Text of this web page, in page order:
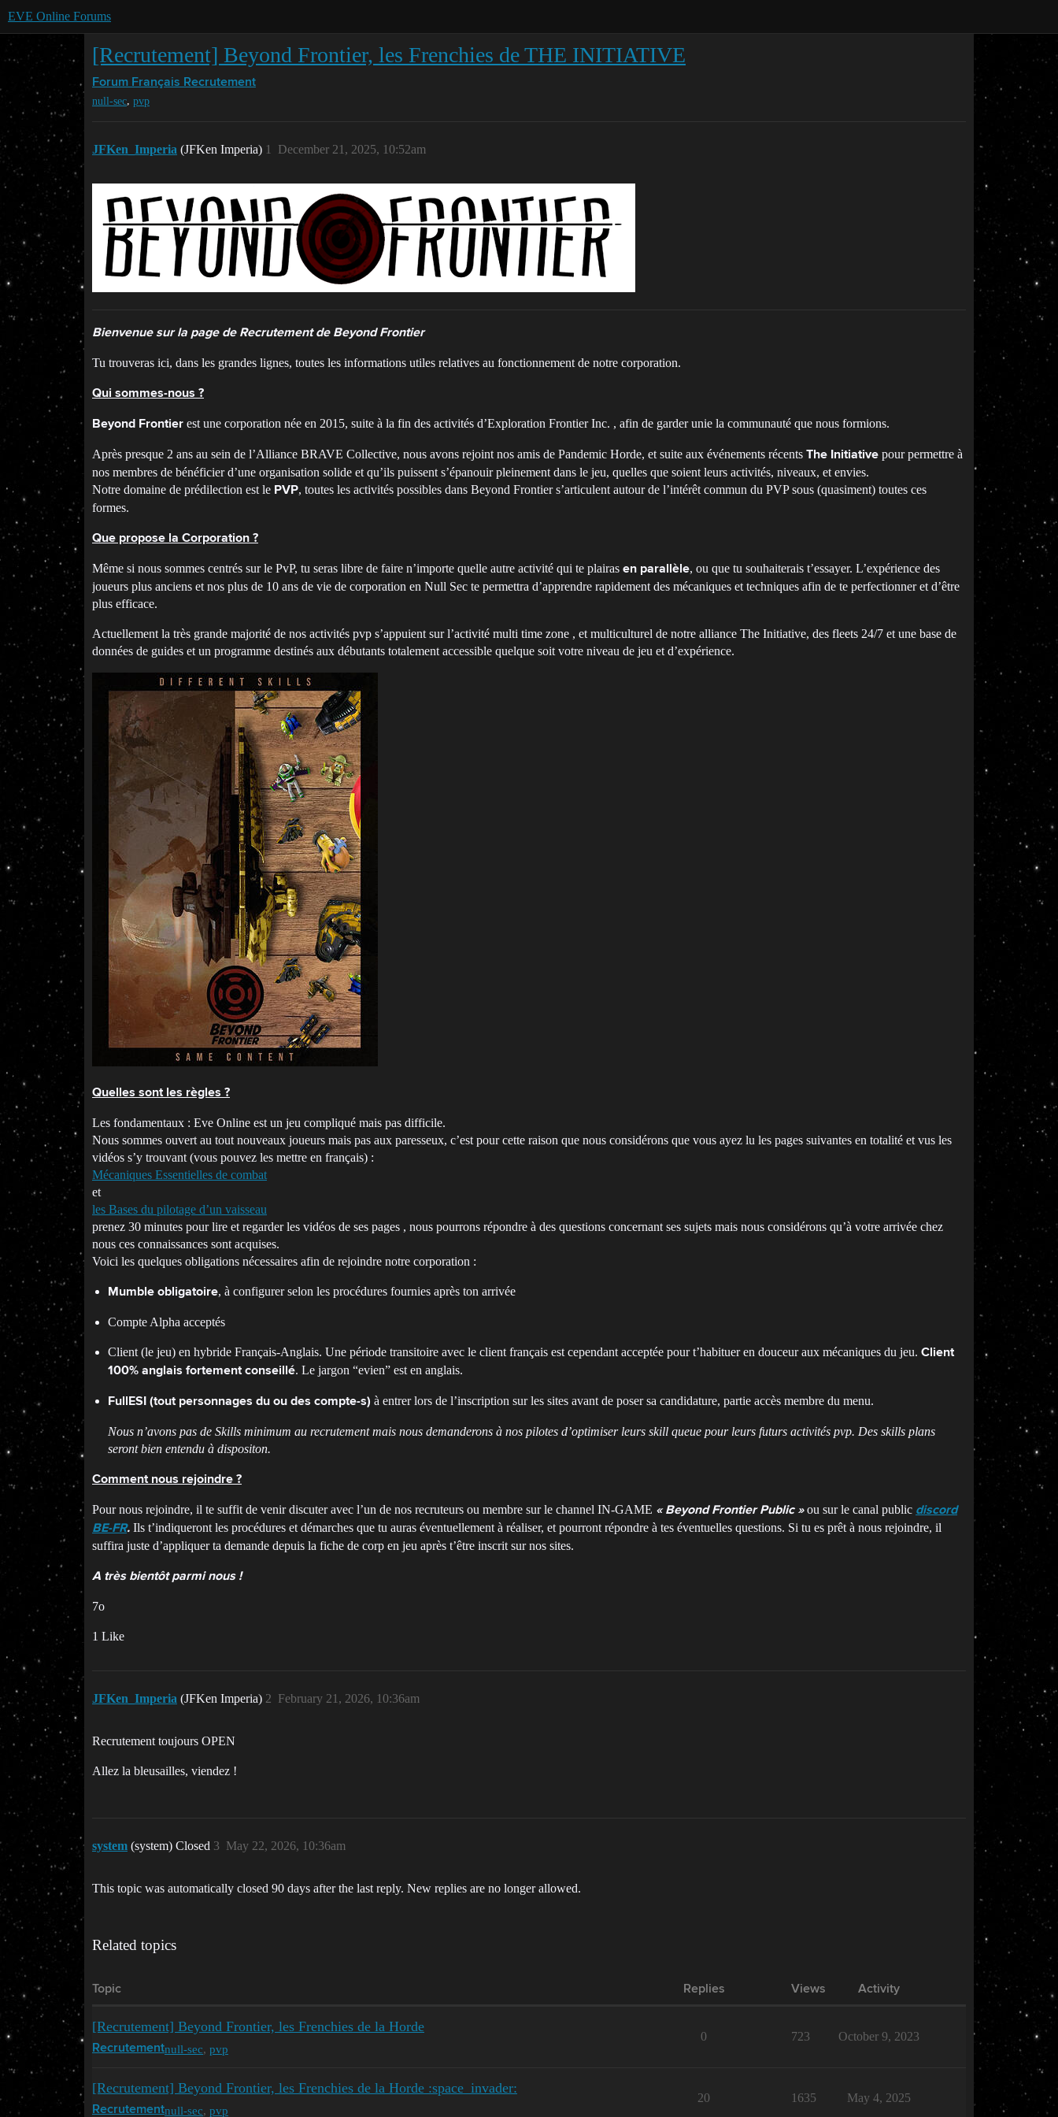
EVE Online Forums
[Recrutement] Beyond Frontier, les Frenchies de THE INITIATIVE
Forum Français Recrutement
null-sec, pvp
JFKen_Imperia (JFKen Imperia) December 21, 2025, 10:52am
1
Bienvenue sur la page de Recrutement de Beyond Frontier
Tu trouveras ici, dans les grandes lignes, toutes les informations utiles relatives au fonctionnement de notre corporation.
Qui sommes-nous ?
Beyond Frontier est une corporation née en 2015, suite à la fin des activités d’Exploration Frontier Inc. , afin de garder unie la communauté que nous formions.
Après presque 2 ans au sein de l’Alliance BRAVE Collective, nous avons rejoint nos amis de Pandemic Horde, et suite aux événements récents The Initiative pour permettre à
nos membres de bénéficier d’une organisation solide et qu’ils puissent s’épanouir pleinement dans le jeu, quelles que soient leurs activités, niveaux, et envies.
Notre domaine de prédilection est le PVP, toutes les activités possibles dans Beyond Frontier s’articulent autour de l’intérêt commun du PVP sous (quasiment) toutes ces
formes.
Que propose la Corporation ?
Même si nous sommes centrés sur le PvP, tu seras libre de faire n’importe quelle autre activité qui te plairas en parallèle, ou que tu souhaiterais t’essayer. L’expérience des
joueurs plus anciens et nos plus de 10 ans de vie de corporation en Null Sec te permettra d’apprendre rapidement des mécaniques et techniques afin de te perfectionner et d’être
plus efficace.
Actuellement la très grande majorité de nos activités pvp s’appuient sur l’activité multi time zone , et multiculturel de notre alliance The Initiative, des fleets 24/7 et une base de
données de guides et un programme destinés aux débutants totalement accessible quelque soit votre niveau de jeu et d’expérience.
Quelles sont les règles ?
Les fondamentaux : Eve Online est un jeu compliqué mais pas difficile.
Nous sommes ouvert au tout nouveaux joueurs mais pas aux paresseux, c’est pour cette raison que nous considérons que vous ayez lu les pages suivantes en totalité et vus les
vidéos s’y trouvant (vous pouvez les mettre en français) :
Mécaniques Essentielles de combat
et
les Bases du pilotage d’un vaisseau
prenez 30 minutes pour lire et regarder les vidéos de ses pages , nous pourrons répondre à des questions concernant ses sujets mais nous considérons qu’à votre arrivée chez
nous ces connaissances sont acquises.
Voici les quelques obligations nécessaires afin de rejoindre notre corporation :
Mumble obligatoire, à configurer selon les procédures fournies après ton arrivée
Compte Alpha acceptés
Client (le jeu) en hybride Français-Anglais. Une période transitoire avec le client français est cependant acceptée pour t’habituer en douceur aux mécaniques du jeu. Client
100% anglais fortement conseillé. Le jargon “evien” est en anglais.
FullESI (tout personnages du ou des compte-s) à entrer lors de l’inscription sur les sites avant de poser sa candidature, partie accès membre du menu.
Nous n’avons pas de Skills minimum au recrutement mais nous demanderons à nos pilotes d’optimiser leurs skill queue pour leurs futurs activités pvp. Des skills plans
seront bien entendu à dispositon.
Comment nous rejoindre ?
Pour nous rejoindre, il te suffit de venir discuter avec l’un de nos recruteurs ou membre sur le channel IN-GAME « Beyond Frontier Public »ou sur le canal public discord
BE-FR. Ils t’indiqueront les procédures et démarches que tu auras éventuellement à réaliser, et pourront répondre à tes éventuelles questions. Si tu es prêt à nous rejoindre, il
suffira juste d’appliquer ta demande depuis la fiche de corp en jeu après t’être inscrit sur nos sites.
A très bientôt parmi nous !
7o
1 Like
JFKen_Imperia (JFKen Imperia) February 21, 2026, 10:36am
2
Recrutement toujours OPEN
Allez la bleusailles, viendez !
system (system) Closed May 22, 2026, 10:36am
3
This topic was automatically closed 90 days after the last reply. New replies are no longer allowed.
Related topics
Topic Replies Views Activity
[Recrutement] Beyond Frontier, les Frenchies de la Horde
Recrutementnull-sec, pvp
0 723 October 9, 2023
[Recrutement] Beyond Frontier, les Frenchies de la Horde :space_invader:
Recrutementnull-sec, pvp
20 1635 May 4, 2025